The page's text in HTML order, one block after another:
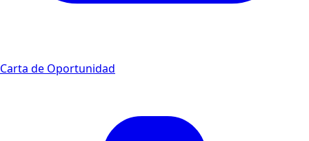
Carta de Oportunidad